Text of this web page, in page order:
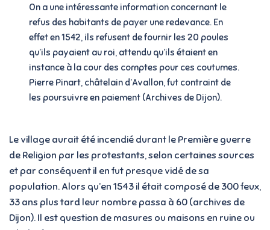
On a une intéressante information concernant le
refus des habitants de payer une redevance. En
effet en 1542, ils refusent de fournir les 20 poules
qu’ils payaient au roi, attendu qu’ils étaient en
instance à la cour des comptes pour ces coutumes.
Pierre Pinart, châtelain d’Avallon, fut contraint de
les poursuivre en paiement (Archives de Dijon).
Le village aurait été incendié durant le Première guerre
de Religion par les protestants, selon certaines sources
et par conséquent il en fut presque vidé de sa
population. Alors qu’en 1543 il était composé de 300 feux,
33 ans plus tard leur nombre passa à 60 (archives de
Dijon). Il est question de masures ou maisons en ruine ou